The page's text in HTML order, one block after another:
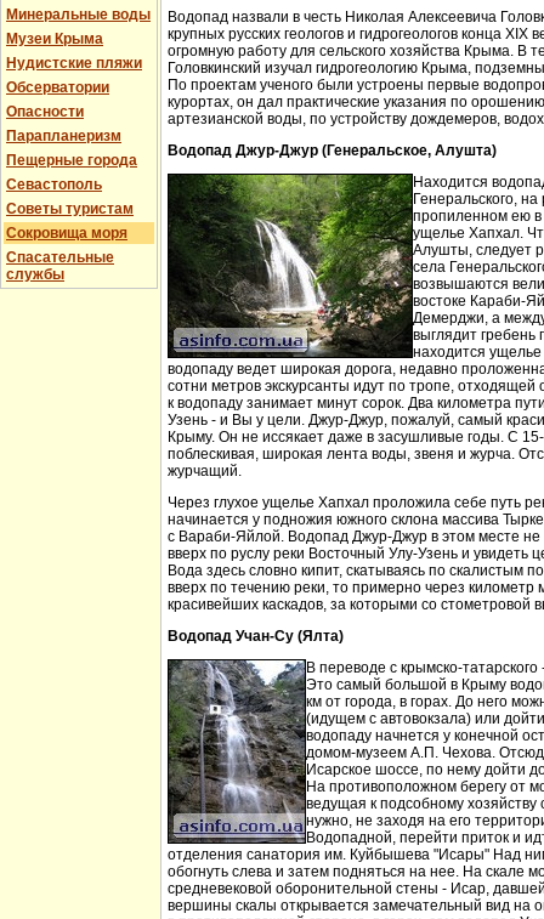
Минеральные воды
Музеи Крыма
Нудистские пляжи
Обсерватории
Опасности
Парапланеризм
Пещерные города
Севастополь
Советы туристам
Сокровища моря
Спасательные
службы
Водопад назвали в честь Николая Алексеевича
крупных русских геологов и гидрогеологов конца XIX
огромную работу для сельского хозяйства Крыма. В
Головкинский изучал гидрогеологию Крыма,
По проектам ученого были устроены первые
курортах, он дал практические указания по
артезианской воды, по устройству дождемеров,
Водопад Джур-Джур (Генеральское, Алушта)
Находится
Генеральского,
пропиленном ею в
ущелье Хапхал.
Алушты, следует
села
возвышаются
востоке Караби-
Демерджи, а
выглядит гребень
находится
водопаду ведет широкая дорога, недавно
сотни метров экскурсанты идут по тропе, отходящей
к водопаду занимает минут сорок. Два километра
Узень - и Вы у цели. Джур-Джур, пожалуй, самый
Крыму. Он не иссякает даже в засушливые годы. С
поблескивая, широкая лента воды, звеня и журча.
журчащий.
Через глухое ущелье Хапхал проложила себе путь
начинается у подножия южного склона массива
с Вараби-Яйлой. Водопад Джур-Джур в этом месте
вверх по руслу реки Восточный Улу-Узень и увидеть
Вода здесь словно кипит, скатываясь по скалистым
вверх по течению реки, то примерно через километр
красивейших каскадов, за которыми со стометровой
Водопад Учан-Су (Ялта)
В переводе с крымско-
Это самый большой в Крыму
км от города, в горах. До него
(идущем с автовокзала) или
водопаду начнется у конечной
домом-музеем А.П. Чехова.
Исарское шоссе, по нему дойти
На противоположном берегу от
ведущая к подсобному
нужно, не заходя на его
Водопадной, перейти приток и
отделения санатория им. Куйбышева "Исары" Над
обогнуть слева и затем подняться на нее. На скале
средневековой оборонительной стены - Исар,
вершины скалы открывается замечательный вид на